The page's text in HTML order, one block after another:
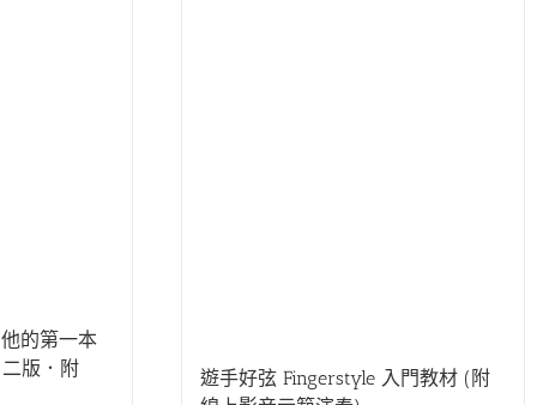
的第一本
版．附
遊手好弦 Fingerstyle 入門教材 (附